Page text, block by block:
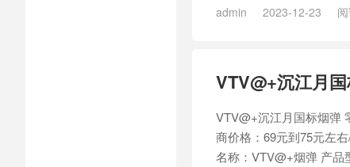
admin 2023-12-23
VTV@+沉江月
VTV@+沉江月国标烟弹
商价格：69元到75元左
名称：VTV@+烟弹 产品